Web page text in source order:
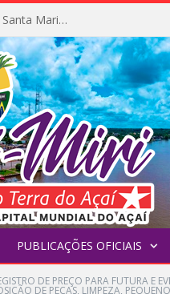
Prefeitura inicia obra de pavimentação no Ramal da Vila Santa Maria do Icatu
PUBLICAÇÕES OFICIAIS
DE PREÇO PARA FUTURA E
DE PEÇAS, LIMPEZA,